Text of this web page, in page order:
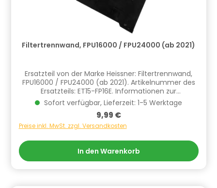
Filtertrennwand, FPU16000 / FPU24000 (ab 2021)
Ersatzteil von der Marke Heissner: Filtertrennwand,
FPU16000 / FPU24000 (ab 2021). Artikelnummer des
Ersatzteils: ET15-FP16E. Informationen zur
Produktsicherheit Hersteller/EU Verantwortliche
Person: CF Group Deutschland GmbH,
Bahnhofstraße 68, 73240 Wendlingen, DE,
info.de@cf.group, +4970244048100
Sofort verfügbar, Lieferzeit: 1-5 Werktage
Regulärer Preis:
9,99 €
Preise inkl. MwSt. zzgl. Versandkosten
In den Warenkorb